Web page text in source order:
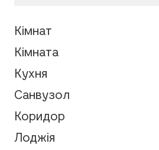
Кімнат
Кімната
Кухня
Санвузол
Коридор
Лоджія